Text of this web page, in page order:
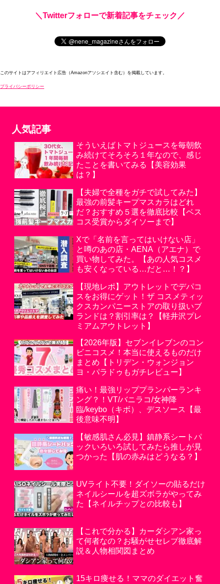
＼Twitterフォローで新着記事をチェック／
このサイトはアフィリエイト広告（Amazonアソシエイト含む）を掲載しています。
プライバシーポリシー
人気記事
そういえばトマトジュースを毎朝飲
み続けてそろそろ１年なので、感じ
たことを書いてみる【美容効果
は？】
【夫婦で全種をガチで試してみた】
最強の前髪キープマスカラはどれ
だ？おすすめ５選を徹底比較【ベス
コス受賞からダイソーまで】
Xで「名前を言ってはいけない店」
と噂のあの店・AENA（アエナ）で
買い物してみた。【あの人気コスメ
も安くなっている…だと…！？】
【現地レポ】アウトレットでデパコ
スをお得にゲット！ザ コスメティッ
クスカンパニーストアの取り扱いブ
ランドは？割引率は？【軽井沢プレ
ミアムアウトレット】
【2026年版】セブンイレブンのコン
ビニコスメ！本当に使えるものだけ
まとめ【トリデン・ウォンジョン
ヨ・パラドゥもガチレビュー】
痛い！最強リッププランパーランキ
ング？！VT/バニラコ/女神降
臨/keybo（キボ）、デスソース【最
後意味不明】
【敏感肌さん必見】鎮静系シートパ
ックいろいろ試してみたら推しが見
つかった【肌の赤みはどうなる？】
UVライト不要！ダイソーの貼るだけ
ネイルシールを超ズボラがやってみ
た【ネイルチップとの比較も】
【これで分かる】カーダシアン家っ
て何者なの？お騒がせセレブ徹底解
説＆人物相関図まとめ
15キロ痩せる！ママのダイエット奮